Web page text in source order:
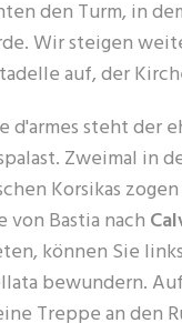
den Turm, in
Wir steigen
auf, der
d'armes steht der
Zweimal in
Korsikas
von Bastia nach
können Sie
bewundern.
Treppe an den